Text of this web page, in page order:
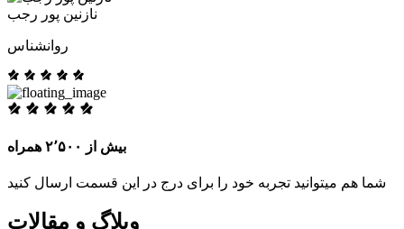
نازنین پور رجب
روانشناس
بیش از ۲٬۵۰۰ همراه
شما هم میتوانید تجربه خود را برای درج در این قسمت ارسال کنید
وبلاگ و مقالات